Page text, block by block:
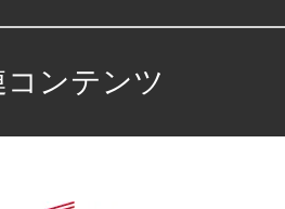
ンテンツ